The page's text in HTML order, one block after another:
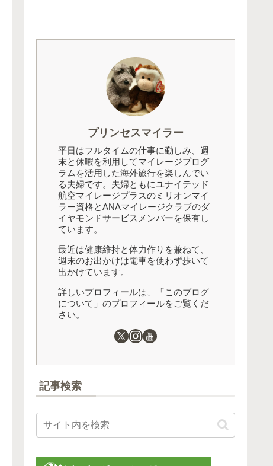
プリンセスマイラー
平日はフルタイムの仕事に勤しみ、週
末と休暇を利用してマイレージプログ
ラムを活用した海外旅行を楽しんでい
る夫婦です。夫婦ともにユナイテッド
航空マイレージプラスのミリオンマイ
ラー資格とANAマイレージクラブのダ
イヤモンドサービスメンバーを保有し
ています。
最近は健康維持と体力作りを兼ねて、
週末のお出かけは電車を使わず歩いて
出かけています。
詳しいプロフィールは、「このブログ
について」のプロフィールをご覧くだ
さい。
記事検索